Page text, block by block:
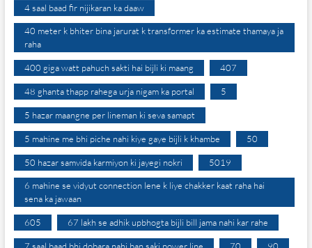
4 saal baad fir nijikaran ka daaw
40 meter k bhiter bina jarurat k transformer ka estimate thamaya ja
raha
400 giga watt pahuch sakti hai bijli ki maang 407
48 ghanta thapp rahega urja nigam ka portal 5
5 hazar maangne per lineman ki seva samapt
5 mahine me bhi piche nahi kiye gaye bijli k khambe 50
50 hazar samvida karmiyon ki jayegi nokri 5019
6 mahine se vidyut connection lene k liye chakker kaat raha hai
sena ka jawaan
605 67 lakh se adhik upbhogta bijli bill jama nahi kar rahe